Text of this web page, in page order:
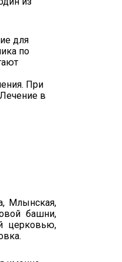
для
по
При
в
Млынская,
башни,
церковью,